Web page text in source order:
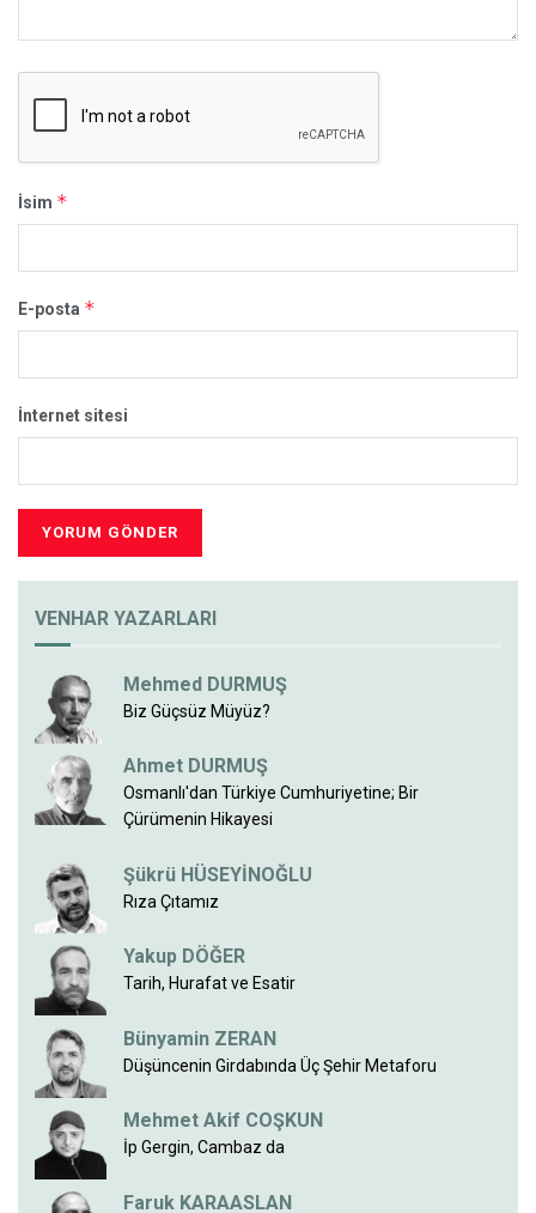
İsim *
E-posta *
İnternet sitesi
VENHAR YAZARLARI
Mehmed DURMUŞ
Biz Güçsüz Müyüz?
Ahmet DURMUŞ
Osmanlı'dan Türkiye Cumhuriyetine; Bir
Çürümenin Hikayesi
Şükrü HÜSEYİNOĞLU
Rıza Çıtamız
Yakup DÖĞER
Tarih, Hurafat ve Esatir
Bünyamin ZERAN
Düşüncenin Girdabında Üç Şehir Metaforu
Mehmet Akif COŞKUN
İp Gergin, Cambaz da
Faruk KARAASLAN